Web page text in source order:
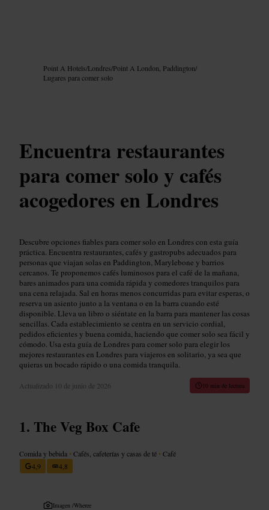
Point A Hotels/Londres/Point A London, Paddington/
Lugares para comer solo
Encuentra restaurantes
para comer solo y cafés
acogedores en Londres
Descubre opciones fiables para comer solo en Londres con esta guía
práctica. Encuentra restaurantes, cafés y gastropubs adecuados para
personas que viajan solas en Paddington, Marylebone y barrios
cercanos. Te proponemos cafés luminosos para el café de la mañana,
bares animados para una comida rápida y comedores tranquilos para
una cena relajada. Sal en horas menos concurridas para evitar esperas, o
reserva un asiento junto a la ventana o en la barra cuando esté
disponible. Lleva un libro o siéntate en la barra para mantener las cosas
sencillas. Cada establecimiento se centra en un servicio cordial,
pedidos eficientes y buena comida, haciendo que comer solo sea fácil y
cómodo. Usa esta guía de Londres para comer solo para elegir los
mejores restaurantes en Londres para viajeros en solitario, ya sea que
quieras un bocado rápido o una comida tranquila.
Actualizado 10 de junio de 2026 10 min de lectura
The Veg Box Cafe
Comida y bebida •Cafés, cafeterías y casas de té •Café
4,9
4,8
Imagen /Wheree